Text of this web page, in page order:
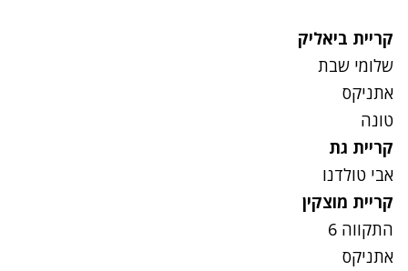
קריית ביאליק
שלומי שבת
אתניקס
טונה
קריית גת
אבי טולדנו
קריית מוצקין
התקווה 6
אתניקס